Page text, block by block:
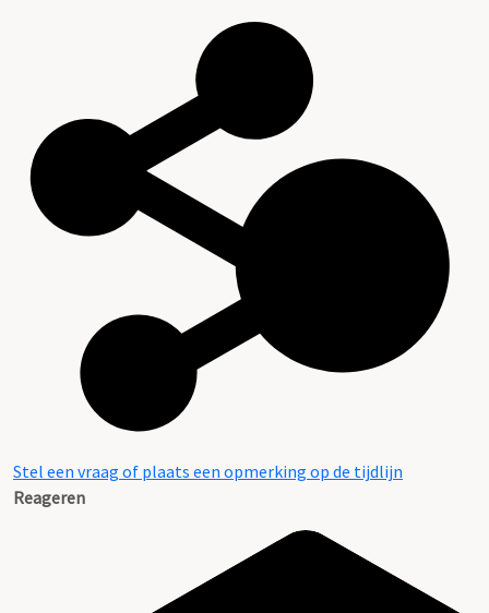
Stel een vraag of plaats een opmerking op de tijdlijn
Reageren